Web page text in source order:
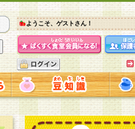
ようこそ、ゲストさん！